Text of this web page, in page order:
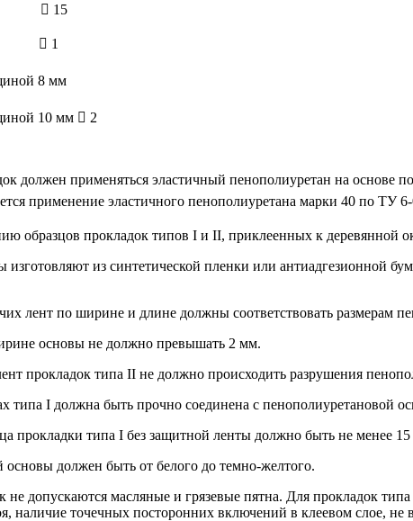
 15
1
8 мм
10 мм  2
должен применяться эластичный пенополиуретан на
применение эластичного пенополиуретана марки 40 по ТУ
образцов прокладок типов I и II, приклеенных к деревянной
из синтетической пленки или антиадгезионной
лент по ширине и длине должны соответствовать размерам
основы не должно превышать 2 мм.
прокладок типа II не должно происходить разрушения
типа I должна быть прочно соединена с
прокладки типа I без защитной ленты должно быть не менее
должен быть от белого до темно-желтого.
не допускаются масляные и грязевые пятна. Для прокладок
наличие точечных посторонних включений в клеевом слое,